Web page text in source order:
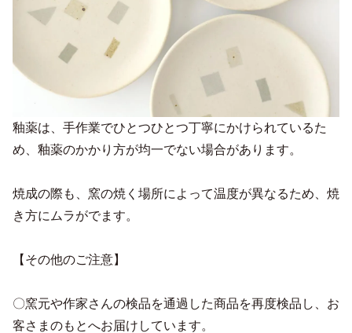
釉薬は、手作業でひとつひとつ丁寧にかけられているた
め、釉薬のかかり方が均一でない場合があります。
焼成の際も、窯の焼く場所によって温度が異なるため、焼
き方にムラがでます。
【その他のご注意】
〇窯元や作家さんの検品を通過した商品を再度検品し、お
客さまのもとへお届けしています。